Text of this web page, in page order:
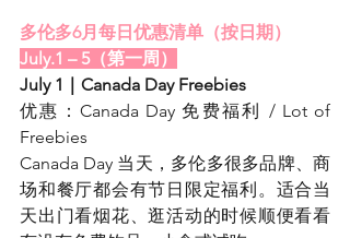
多伦多6月每日优惠清单（按日期）
July.1 – 5（第一周）
July 1｜Canada Day Freebies
优惠：Canada Day 免费福利 / Lot of
Freebies
Canada Day 当天，多伦多很多品牌、商
场和餐厅都会有节日限定福利。适合当
天出门看烟花、逛活动的时候顺便看看